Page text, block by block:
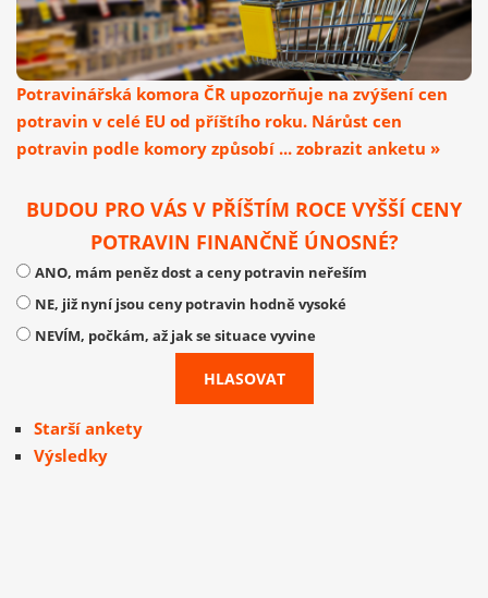
Potravinářská komora ČR upozorňuje na zvýšení cen
potravin v celé EU od příštího roku. Nárůst cen
potravin podle komory způsobí ... zobrazit anketu »
BUDOU PRO VÁS V PŘÍŠTÍM ROCE VYŠŠÍ CENY
POTRAVIN FINANČNĚ ÚNOSNÉ?
ANO, mám peněz dost a ceny potravin neřeším
NE, již nyní jsou ceny potravin hodně vysoké
NEVÍM, počkám, až jak se situace vyvine
Starší ankety
Výsledky